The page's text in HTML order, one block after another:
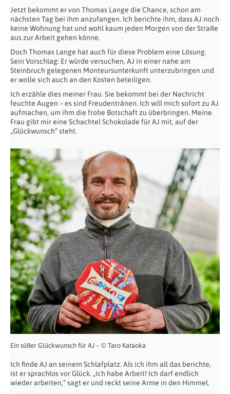
Jetzt bekommt er von Thomas Lange die Chance, schon am
nächsten Tag bei ihm anzufangen. Ich berichte ihm, dass AJ noch
keine Wohnung hat und wohl kaum jeden Morgen von der Straße
aus zur Arbeit gehen könne.
Doch Thomas Lange hat auch für diese Problem eine Lösung.
Sein Vorschlag: Er würde versuchen, AJ in einer nahe am
Steinbruch gelegenen Monteursunterkunft unterzubringen und
er wolle sich auch an den Kosten beteiligen.
Ich erzähle dies meiner Frau. Sie bekommt bei der Nachricht
feuchte Augen – es sind Freudentränen. Ich will mich sofort zu AJ
aufmachen, um ihm die frohe Botschaft zu überbringen. Meine
Frau gibt mir eine Schachtel Schokolade für AJ mit, auf der
„Glückwunsch“ steht.
Ein süßer Glückwunsch für AJ – © Taro Kataoka
Ich finde AJ an seinem Schlafplatz. Als ich ihm all das berichte,
ist er sprachlos vor Glück. „Ich habe Arbeit! Ich darf endlich
wieder arbeiten,“ sagt er und reckt seine Arme in den Himmel.